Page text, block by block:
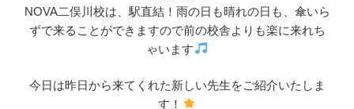
NOVA二俣川校は、駅直結！雨の日も晴れの日も、傘いら
ずで来ることができますので前の校舎よりも楽に来れち
ゃいます
今日は昨日から来てくれた新しい先生をご紹介いたしま
す！